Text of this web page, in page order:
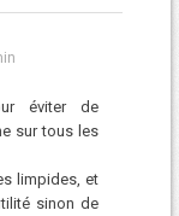
éviter de
sur tous les
limpides, et
sinon de